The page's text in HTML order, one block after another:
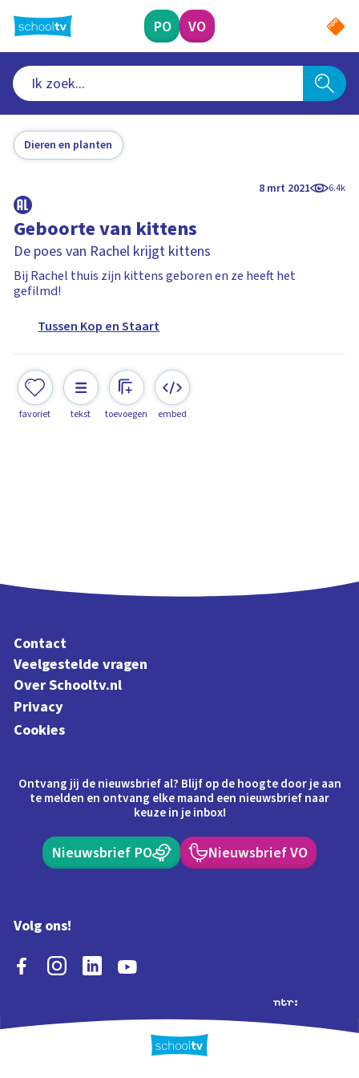
naar
hoofdinhoud
PO VO
Dieren en planten
8 mrt 2021 6.4k
Geboorte van kittens
De poes van Rachel krijgt kittens
Bij Rachel thuis zijn kittens geboren en ze heeft het
gefilmd!
Tussen Kop en Staart
favoriet tekst toevoegen embed
Contact
Veelgestelde vragen
Over Schooltv.nl
Privacy
Cookies
Ontvang jij de nieuwsbrief al? Blijf op de hoogte door je aan
te melden en ontvang elke maand een nieuwsbrief naar
keuze in je inbox!
Nieuwsbrief PO Nieuwsbrief VO
Volg ons!